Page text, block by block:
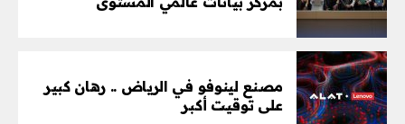
مصنع لينوفو في الرياض .. رهان كبير
على توقيت أكبر